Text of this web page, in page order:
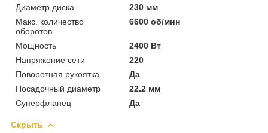
Диаметр диска
230 мм
Макс. количество
оборотов
6600 об/мин
Мощность
2400 Вт
Напряжение сети
220
Поворотная рукоятка
Да
Посадочный диаметр
22.2 мм
Суперфланец
Да
Скрыть